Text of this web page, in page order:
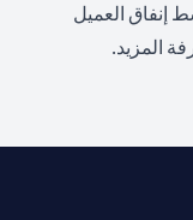
إنفاق العميل
المزيد.